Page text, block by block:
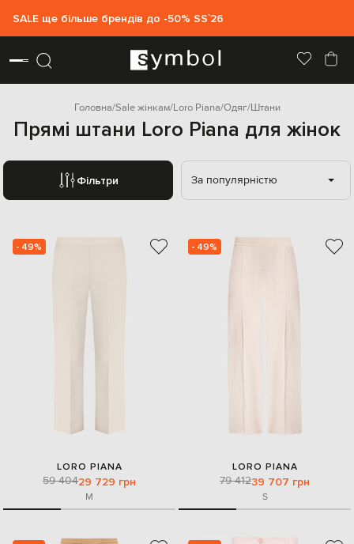
SALE ще більше брендів до -50% SS`26
Головна Sale жінкам Loro Piana Одяг Штани
Прямі штани Loro Piana для жінок
Фільтри За популярністю
- 49%
LORO PIANA
59 40429 729 грн
M
- 49%
LORO PIANA
79 41239 707 грн
S